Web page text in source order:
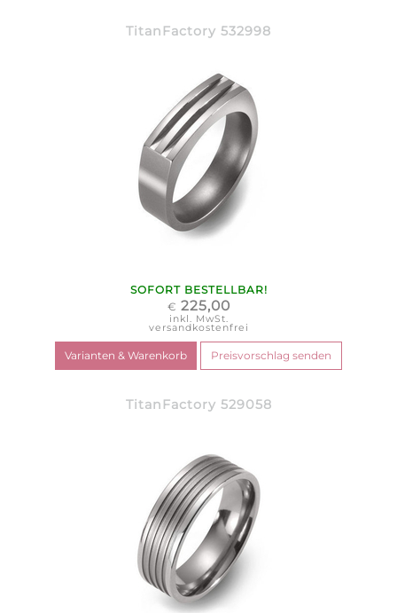
TitanFactory 532998
SOFORT BESTELLBAR!
€ 225,00
inkl. MwSt.
versandkostenfrei
TitanFactory 529058